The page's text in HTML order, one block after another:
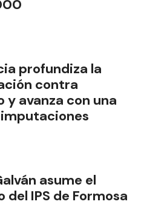
profundiza la
contra
y avanza con una
asume el
del IPS de Formosa